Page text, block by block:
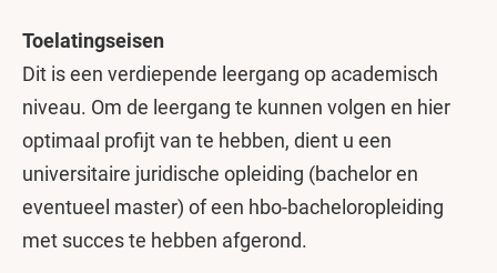
Toelatingseisen
Dit is een verdiepende leergang op academisch
niveau. Om de leergang te kunnen volgen en hier
optimaal profijt van te hebben, dient u een
universitaire juridische opleiding (bachelor en
eventueel master) of een hbo-bacheloropleiding
met succes te hebben afgerond.